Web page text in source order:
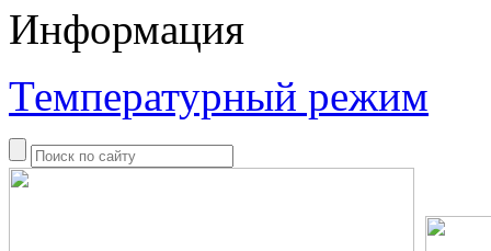
Информация
Температурный режим